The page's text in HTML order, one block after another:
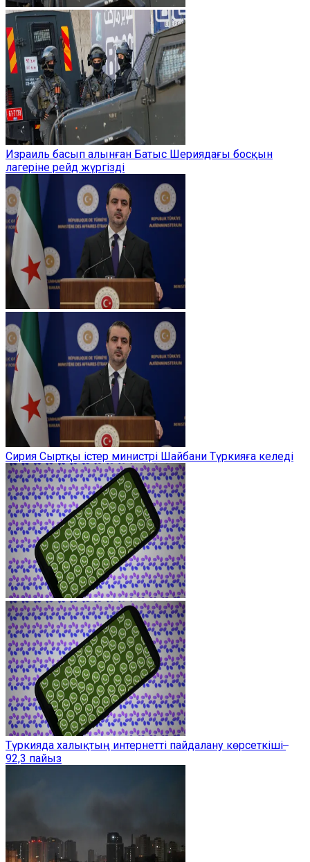
Израиль басып алынған Батыс Шериядағы босқын
лагеріне рейд жүргізді
Сирия Сыртқы істер министрі Шайбани Түркияға келеді
Түркияда халықтың интернетті пайдалану көрсеткіші ̶
92,3 пайыз